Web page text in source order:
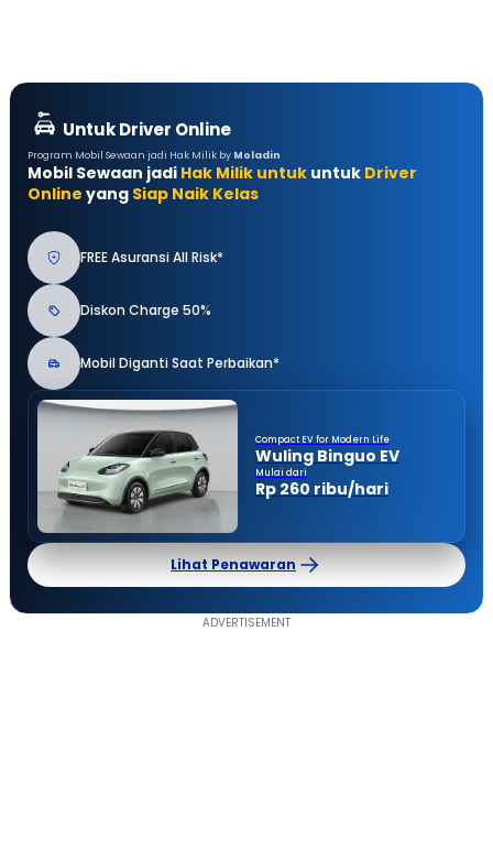
Untuk Driver Online
Program Mobil Sewaan jadi Hak Milik by Moladin
Mobil Sewaan jadi Hak Milik untuk untuk Driver
Online yang Siap Naik Kelas
FREE Asuransi All Risk*
Diskon Charge 50%
Mobil Diganti Saat Perbaikan*
Compact EV for Modern Life
Wuling Binguo EV
Mulai dari
Rp 260 ribu/hari
Lihat Penawaran